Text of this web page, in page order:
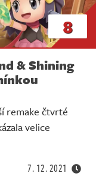
8
& Shining
remake čtvrté
velice
7. 12. 2021